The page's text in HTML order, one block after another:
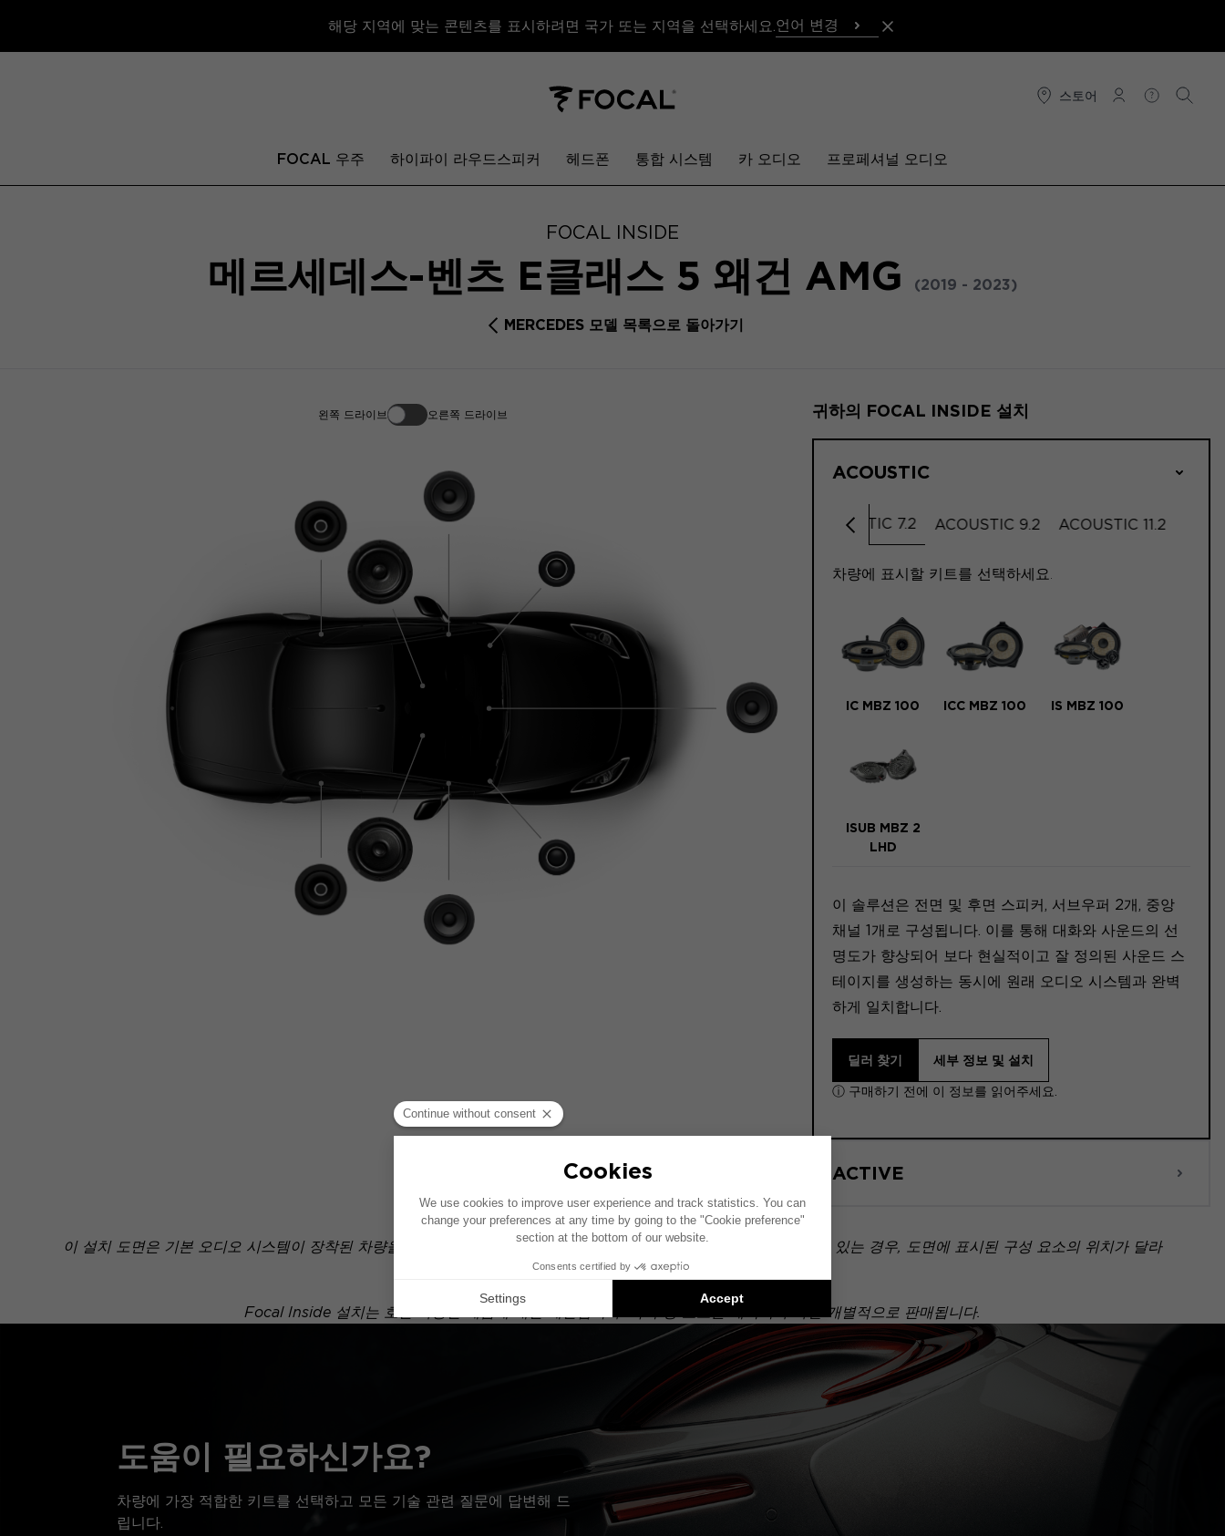
해당 지역에 맞는 콘텐츠를 표시하려면 국가 또는 지역을 선택하세요. 언어 변경
스토어
연결 도움말검색
FOCAL 우주 하이파이 라우드스피커 헤드폰 통합 시스템 카 오디오 프로페셔널 오디오
FOCAL INSIDE
메르세데스-벤츠 E클래스 5 왜건 AMG (2019 - 2023)
MERCEDES 모델 목록으로 돌아가기
왼쪽 드라이브 오른쪽 드라이브 귀하의 FOCAL INSIDE 설치
ACOUSTIC
왼쪽으로 스크롤
ACOUSTIC 7.2 ACOUSTIC 9.2 ACOUSTIC 11.2
차량에 표시할 키트를 선택하세요.
IC MBZ 100 ICC MBZ 100 IS MBZ 100
ISUB MBZ 2
LHD
이 솔루션은 전면 및 후면 스피커, 서브우퍼 2개, 중앙
채널 1개로 구성됩니다. 이를 통해 대화와 사운드의 선
명도가 향상되어 보다 현실적이고 잘 정의된 사운드 스
테이지를 생성하는 동시에 원래 오디오 시스템과 완벽
하게 일치합니다.
딜러 찾기 세부 정보 및 설치
ⓘ 구매하기 전에 이 정보를 읽어주세요.
ACTIVE
이 설치 도면은 기본 오디오 시스템이 장착된 차량을 기준으로 제작되었습니다. 차량에 특정 하이파이 옵션이 장착되어 있는 경우, 도면에 표시된 구성 요소의 위치가 달라
질 수 있습니다.
Focal Inside 설치는 호환 가능한 제품에 대한 제안입니다: 각 구성 요소는 패키지가 아닌 개별적으로 판매됩니다.
도움이 필요하신가요?
차량에 가장 적합한 키트를 선택하고 모든 기술 관련 질문에 답변해 드
립니다.